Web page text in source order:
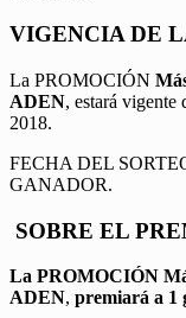
VIGENCIA DE
La PROMOCIÓN
ADEN, estará vigente
2018.
FECHA DEL
GANADOR.
SOBRE EL
La PROMOCIÓN
ADEN, premiará a 1